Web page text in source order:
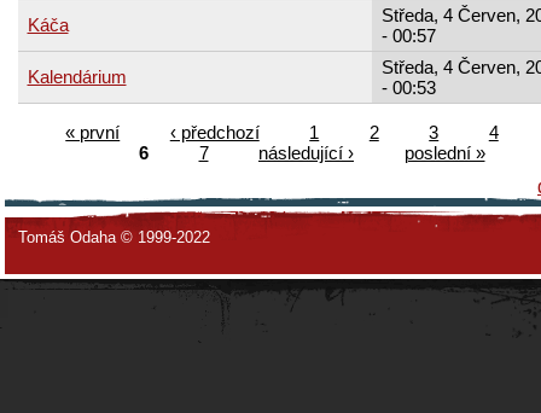
Káča
Středa, 4 Červen,
- 00:57
Kalendárium
Středa, 4 Červen,
- 00:53
« první ‹ předchozí 1 2 3
4
6
7 následující ›
poslední »
Tomáš Odaha © 1999-2022